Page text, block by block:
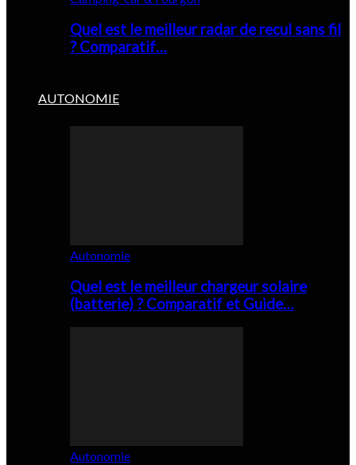
Quel est le meilleur radar de recul sans fil
? Comparatif…
AUTONOMIE
Autonomie
Quel est le meilleur chargeur solaire
(batterie) ? Comparatif et Guide…
Autonomie